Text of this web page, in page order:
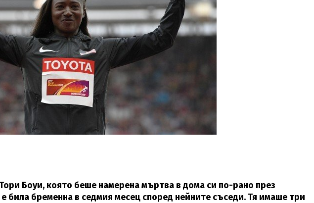
Боуи, която беше намерена мъртва в дома си по-рано през
била бременна в седмия месец според нейните съседи. Тя имаше три